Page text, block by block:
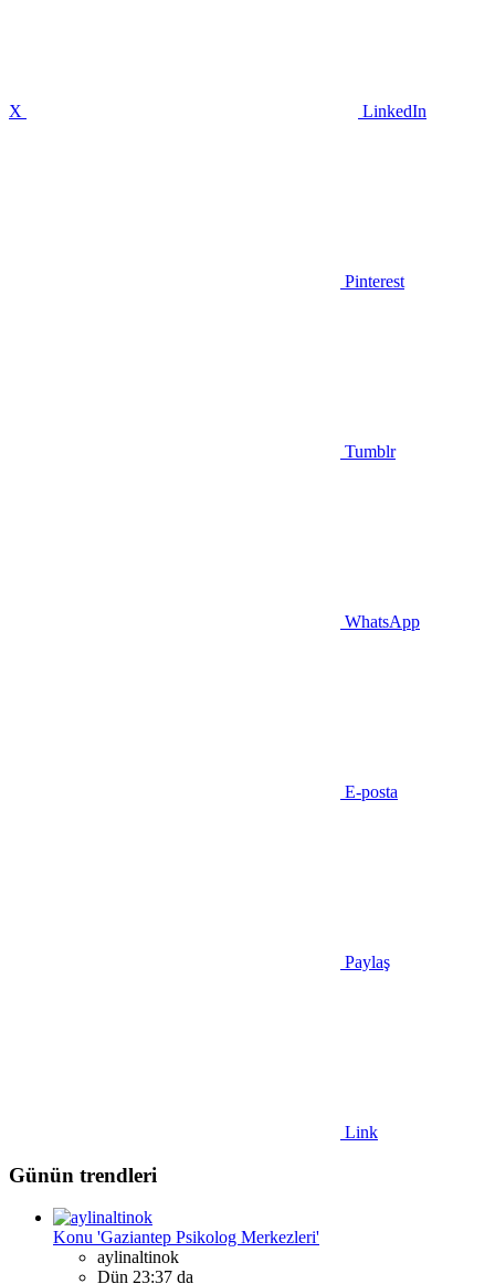
X LinkedIn
Pinterest
Tumblr
WhatsApp
E-posta
Paylaş
Link
Günün trendleri
Konu 'Gaziantep Psikolog Merkezleri'
aylinaltinok
Dün 23:37 da